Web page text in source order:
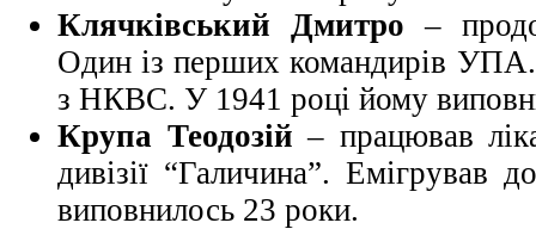
Клячківський Дмитро –
Один із перших командирів
з НКВС. У 1941 році йому
Крупа Теодозій – працював
дивізії “Галичина”.
виповнилось 23 роки.